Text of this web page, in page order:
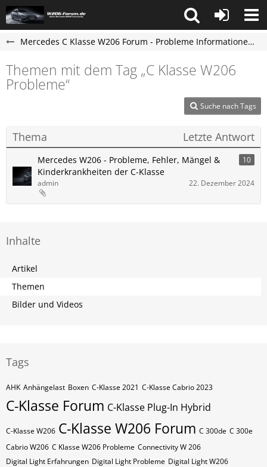
Mercedes C Klasse W206 Forum - Probleme Informationen und Erfahrungen
Themen mit dem Tag „C Klasse W206
Probleme“
Suche nach Tags
Thema Letzte Antwort
Mercedes W206 - Probleme, Fehler, Mängel &
Kinderkrankheiten der C-Klasse
10
admin 22. Dezember 2024
Inhalte
Artikel
Themen
Bilder und Videos
Tags
AHK Anhängelast Boxen C-Klasse 2021 C-Klasse Cabrio 2023
C-Klasse Forum C-Klasse Plug-In Hybrid
C-Klasse W206 C-Klasse W206 Forum C 300de C 300e
Cabrio W206 C Klasse W206 Probleme Connectivity W 206
Digital Light Erfahrungen Digital Light Probleme Digital Light W206